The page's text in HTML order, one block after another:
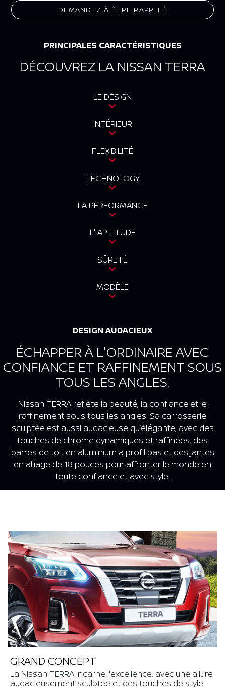
DEMANDEZ À ÊTRE RAPPELÉ
PRINCIPALES CARACTÉRISTIQUES
DÉCOUVREZ LA NISSAN TERRA
LE DÉSIGN
INTÉRIEUR
FLEXIBILITÉ
TECHNOLOGY
LA PERFORMANCE
L' APTITUDE
SÛRETÉ
MODÈLE
DESIGN AUDACIEUX
ÉCHAPPER À L'ORDINAIRE AVEC
CONFIANCE ET RAFFINEMENT SOUS
TOUS LES ANGLES.
Nissan TERRA reflète la beauté, la confiance et le
raffinement sous tous les angles. Sa carrosserie
sculptée est aussi audacieuse qu’élégante, avec des
touches de chrome dynamiques et raffinées, des
barres de toit en aluminium à profil bas et des jantes
en alliage de 18 pouces pour affronter le monde en
toute confiance et avec style.
GRAND CONCEPT
La Nissan TERRA incarne l'excellence, avec une allure
audacieusement sculptée et des touches de style